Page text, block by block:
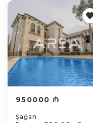
950000 ₼
Şağan